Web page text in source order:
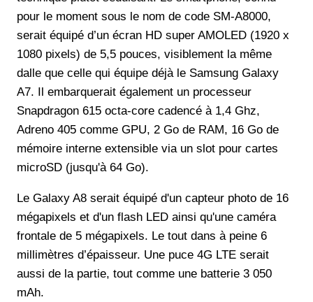
pour le moment sous le nom de code SM-A8000,
serait équipé d’un écran HD super AMOLED (1920 x
1080 pixels) de 5,5 pouces, visiblement la même
dalle que celle qui équipe déjà le Samsung Galaxy
A7. Il embarquerait également un processeur
Snapdragon 615 octa-core cadencé à 1,4 Ghz,
Adreno 405 comme GPU, 2 Go de RAM, 16 Go de
mémoire interne extensible via un slot pour cartes
microSD (jusqu'à 64 Go).
Le Galaxy A8 serait équipé d'un capteur photo de 16
mégapixels et d'un flash LED ainsi qu'une caméra
frontale de 5 mégapixels. Le tout dans à peine 6
millimètres d’épaisseur. Une puce 4G LTE serait
aussi de la partie, tout comme une batterie 3 050
mAh.